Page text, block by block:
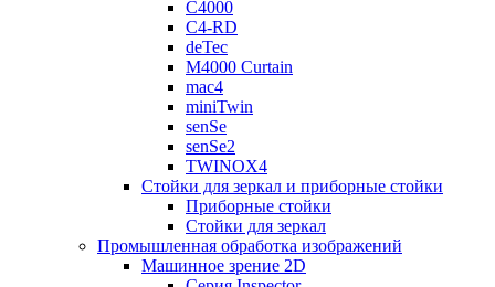
C4000
C4-RD
deTec
M4000 Curtain
mac4
miniTwin
senSe
senSe2
TWINOX4
Стойки для зеркал и приборные стойки
Приборные стойки
Стойки для зеркал
Промышленная обработка изображений
Машинное зрение 2D